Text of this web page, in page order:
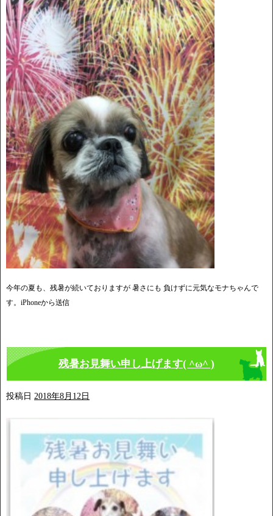
今年の夏も、残暑が続いておりますが 暑さにも 負けずに元気なモナちゃんで
す。iPhoneから送信
残暑お見舞い申し上げます( ^ω^ )
投稿日 2018年8月12日